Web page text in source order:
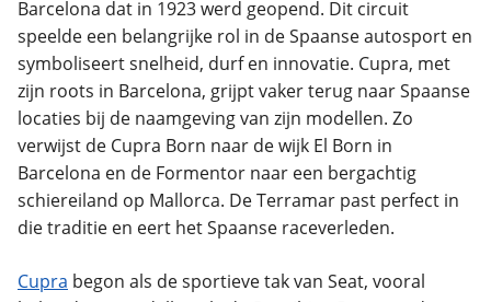
Barcelona dat in 1923 werd geopend. Dit circuit
speelde een belangrijke rol in de Spaanse autosport en
symboliseert snelheid, durf en innovatie. Cupra, met
zijn roots in Barcelona, grijpt vaker terug naar Spaanse
locaties bij de naamgeving van zijn modellen. Zo
verwijst de Cupra Born naar de wijk El Born in
Barcelona en de Formentor naar een bergachtig
schiereiland op Mallorca. De Terramar past perfect in
die traditie en eert het Spaanse raceverleden.
Cupra begon als de sportieve tak van Seat, vooral